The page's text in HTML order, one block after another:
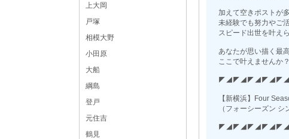
上大岡
戸塚
相模大野
小田原
大船
綱島
登戸
元住吉
鶴見
加えて空きポストが
未経験でも努力やご
スピード出世を叶え
あなたが思い描く最
ここで叶えませんか？
【新横浜】Four
（フォーシーズン シ